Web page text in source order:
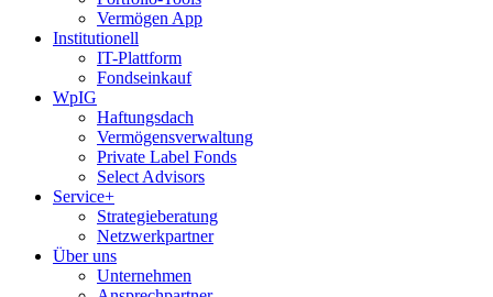
Vermögen App
Institutionell
IT-Plattform
Fondseinkauf
WpIG
Haftungsdach
Vermögensverwaltung
Private Label Fonds
Select Advisors
Service+
Strategieberatung
Netzwerkpartner
Über uns
Unternehmen